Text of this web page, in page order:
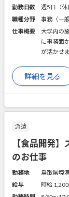
勤務日数
週5日（休
職種分野
事務（一
仕事概要
大学内の
に事務面
が活かせ
詳細を見る
派遣
【食品開発
のお仕事
勤務地
鳥取県境
給与
時給